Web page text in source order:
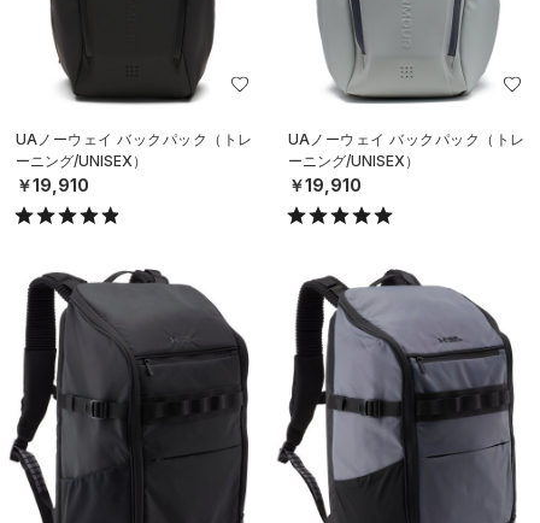
UAノーウェイ バックパック（トレ
ーニング/UNISEX）
￥19,910
UAノーウェイ バックパック（トレ
ーニング/UNISEX）
￥19,910